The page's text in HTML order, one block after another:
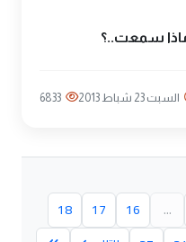
سمعت..؟
السبت 23 شباط 2013 6833
...
16
17
18